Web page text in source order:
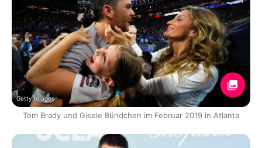
Getty Images
Tom Brady und Gisele Bündchen im Februar 2019 in Atlanta